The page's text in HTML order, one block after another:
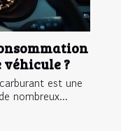
?
est une
nombreux...